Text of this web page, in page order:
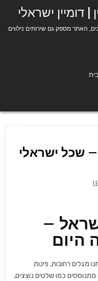
| דומיין ישראלי
האתר מספק גם שירותים נילווים
– שכל ישראלי
ON
דומיין
ישראלי
רוצה
היום
–
היום
מגלים רחובות, פינות
מתנוססים כמו שלטים נוצצים,